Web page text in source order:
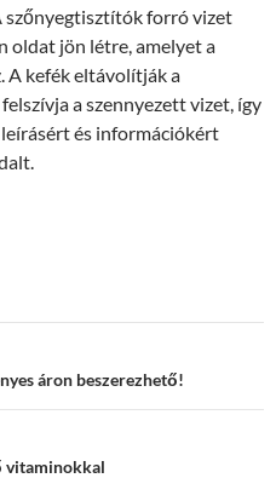
forró vizet
oldat jön létre, amelyet a
A kefék eltávolítják a
a szennyezett vizet, így
és információkért
áron beszerezhető!
vitaminokkal